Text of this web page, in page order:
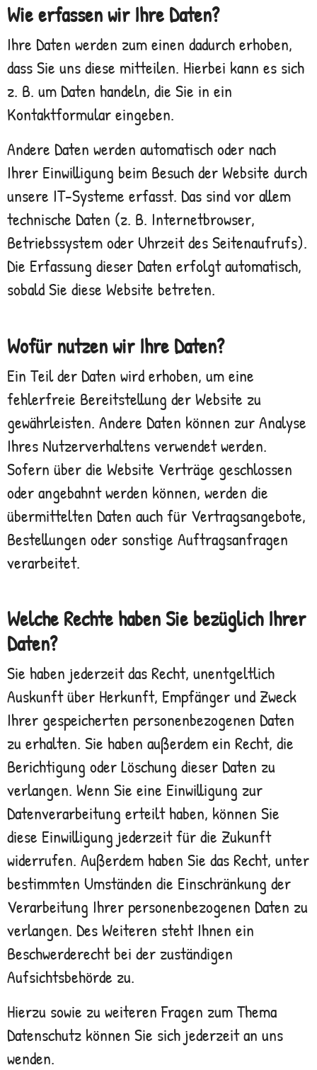
Wie erfassen wir Ihre Daten?
Ihre Daten werden zum einen dadurch erhoben,
dass Sie uns diese mitteilen. Hierbei kann es sich
z. B. um Daten handeln, die Sie in ein
Kontaktformular eingeben.
Andere Daten werden automatisch oder nach
Ihrer Einwilligung beim Besuch der Website durch
unsere IT-Systeme erfasst. Das sind vor allem
technische Daten (z. B. Internetbrowser,
Betriebssystem oder Uhrzeit des Seitenaufrufs).
Die Erfassung dieser Daten erfolgt automatisch,
sobald Sie diese Website betreten.
Wofür nutzen wir Ihre Daten?
Ein Teil der Daten wird erhoben, um eine
fehlerfreie Bereitstellung der Website zu
gewährleisten. Andere Daten können zur Analyse
Ihres Nutzerverhaltens verwendet werden.
Sofern über die Website Verträge geschlossen
oder angebahnt werden können, werden die
übermittelten Daten auch für Vertragsangebote,
Bestellungen oder sonstige Auftragsanfragen
verarbeitet.
Welche Rechte haben Sie bezüglich Ihrer
Daten?
Sie haben jederzeit das Recht, unentgeltlich
Auskunft über Herkunft, Empfänger und Zweck
Ihrer gespeicherten personenbezogenen Daten
zu erhalten. Sie haben außerdem ein Recht, die
Berichtigung oder Löschung dieser Daten zu
verlangen. Wenn Sie eine Einwilligung zur
Datenverarbeitung erteilt haben, können Sie
diese Einwilligung jederzeit für die Zukunft
widerrufen. Außerdem haben Sie das Recht, unter
bestimmten Umständen die Einschränkung der
Verarbeitung Ihrer personenbezogenen Daten zu
verlangen. Des Weiteren steht Ihnen ein
Beschwerderecht bei der zuständigen
Aufsichtsbehörde zu.
Hierzu sowie zu weiteren Fragen zum Thema
Datenschutz können Sie sich jederzeit an uns
wenden.